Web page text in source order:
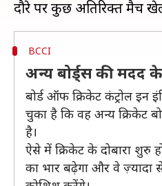
BCCI
अन्य बोर्ड्स की मदद
बोर्ड ऑफ क्रिकेट कंट्रोल इन
चुका है कि वह अन्य क्रिकेट
है।
ऐसे में क्रिकेट के दोबारा शुरु
का भार बढ़ेगा और वे